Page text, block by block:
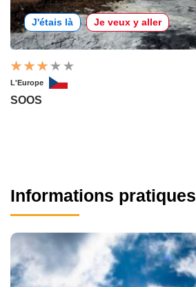
J'étais là Je veux y aller
L'Europe
SOOS
Informations pratiques